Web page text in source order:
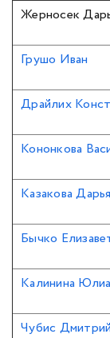
Жерносек
Грушо Иван
Драйлих
Кононкова
Казакова Дарья
Бычко
Калинина
Чубис Дмитрий